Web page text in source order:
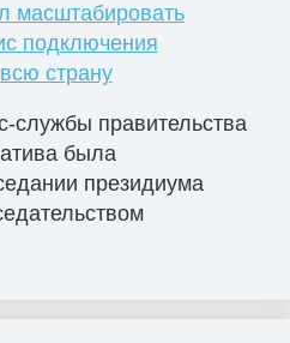
масштабировать
подключения
страну
службы правительства
была
президиума